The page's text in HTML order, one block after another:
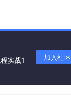
实战1
加入社区